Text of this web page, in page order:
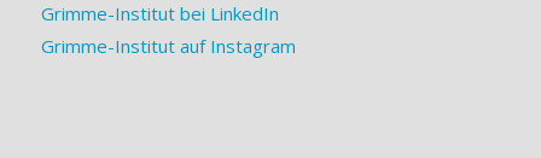
Grimme-Institut bei LinkedIn
Grimme-Institut auf Instagram